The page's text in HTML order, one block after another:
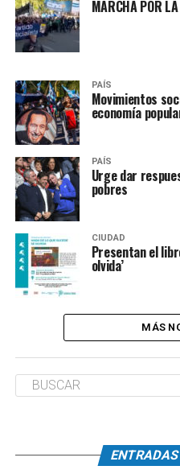
MARCHA POR
PAÍS
Movimientos
economía
PAÍS
Urge dar
pobres
CIUDAD
Presentan el
olvida’
MÁS